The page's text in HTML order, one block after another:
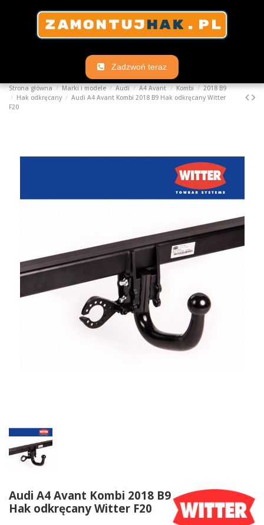
Zadzwoń teraz
Strona główna Marki i modele Audi A4 Avant Kombi
2018 B9
Hak odkręcany
Audi A4 Avant Kombi 2018 B9 Hak odkręcany Witter
F20
Audi A4 Avant Kombi 2018 B9
Hak odkręcany Witter F20